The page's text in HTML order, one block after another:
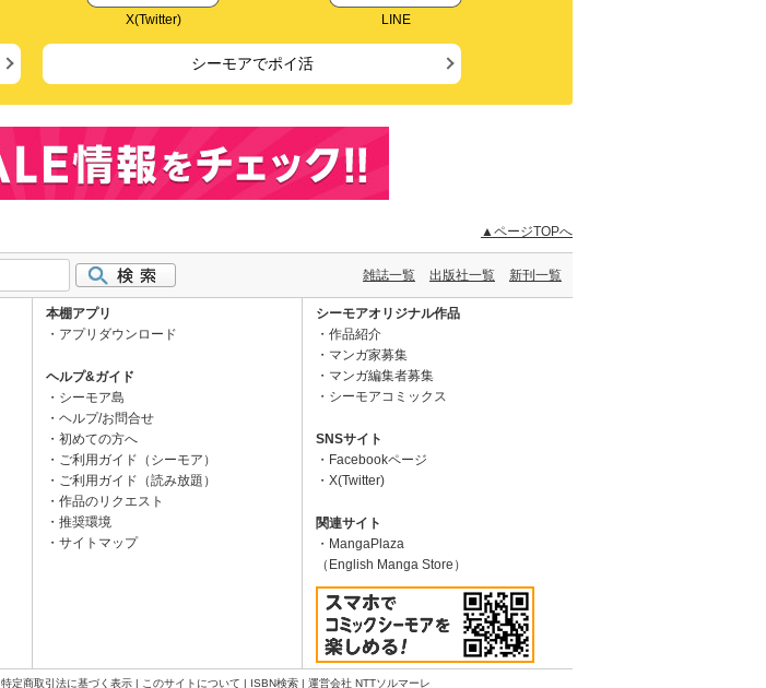
X(Twitter) LINE
シーモアでポイ活
▲ページTOPへ
雑誌一覧 出版社一覧 新刊一覧
本棚アプリ
アプリダウンロード
ヘルプ&ガイド
シーモア島
ヘルプ/お問合せ
初めての方へ
ご利用ガイド（シーモア）
ご利用ガイド（読み放題）
作品のリクエスト
推奨環境
サイトマップ
シーモアオリジナル作品
作品紹介
マンガ家募集
マンガ編集者募集
シーモアコミックス
SNSサイト
Facebookページ
X(Twitter)
関連サイト
MangaPlaza
（English Manga Store）
特定商取引法に基づく表示| このサイトについて ISBN検索| 運営会社 NTTソルマーレ